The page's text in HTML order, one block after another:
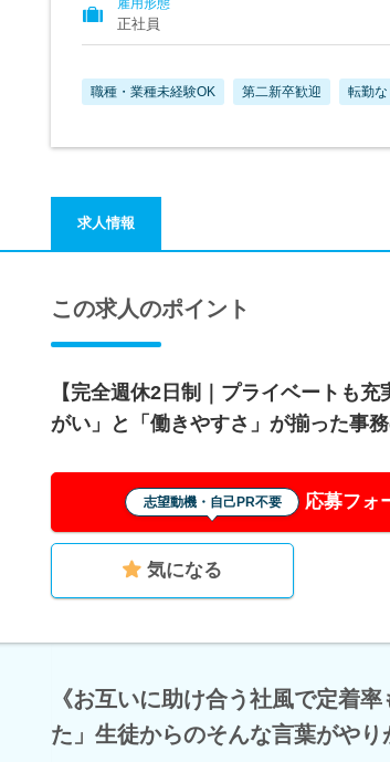
雇用形態
正社員
職種・業種未経験OK 第二新卒歓迎 転勤な
求人情報
この求人のポイント
【完全週休2日制｜プライベートも
がい」と「働きやすさ」が揃った事
志望動機・自己PR不要 応募フォ
気になる
《お互いに助け合う社風で定着
た」生徒からのそんな言葉がや